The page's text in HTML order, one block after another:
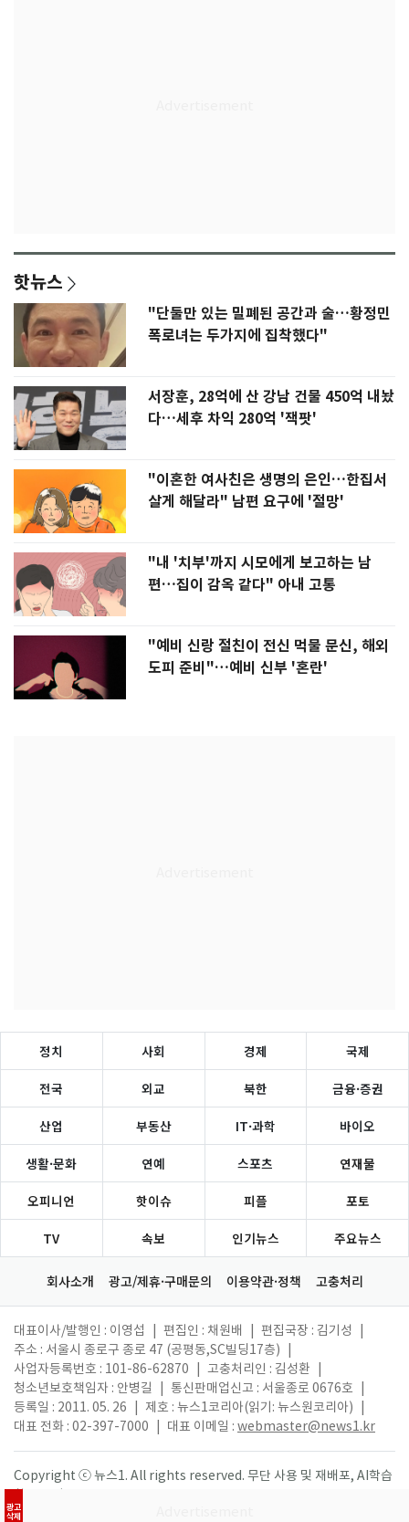
핫뉴스
"단둘만 있는 밀폐된 공간과 술…황정민
폭로녀는 두가지에 집착했다"
서장훈, 28억에 산 강남 건물 450억 내놨
다…세후 차익 280억 '잭팟'
"이혼한 여사친은 생명의 은인…한집서
살게 해달라" 남편 요구에 '절망'
"내 '치부'까지 시모에게 보고하는 남
편…집이 감옥 같다" 아내 고통
"예비 신랑 절친이 전신 먹물 문신, 해외
도피 준비"…예비 신부 '혼란'
광고
삭제
정치 사회 경제 국제
전국 외교 북한 금융·증권
산업 부동산 IT·과학 바이오
생활·문화 연예 스포츠 연재물
오피니언 핫이슈 피플 포토
TV 속보 인기뉴스 주요뉴스
회사소개 광고/제휴·구매문의 이용약관·정책 고충처리
대표이사/발행인 : 이영섭 편집인 : 채원배 편집국장 : 김기성
주소 : 서울시 종로구 종로 47 (공평동,SC빌딩17층)
사업자등록번호 : 101-86-62870
고충처리인 : 김성환
청소년보호책임자 : 안병길
통신판매업신고 : 서울종로 0676호
등록일 : 2011. 05. 26
제호 : 뉴스1코리아(읽기: 뉴스원코리아)
대표 전화 : 02-397-7000
대표 이메일 : webmaster@news1.kr
Copyright ⓒ 뉴스1. All rights reserved. 무단 사용 및 재배포, AI학습
활용 금지.